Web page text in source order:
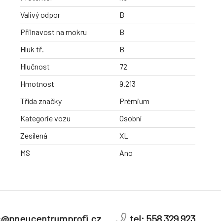
Valivý odpor
B
Přilnavost na mokru
B
Hluk tř.
B
Hlučnost
72
Hmotnost
9.213
Třída značky
Prémium
Kategorie vozu
Osobní
Zesílená
XL
MS
Ano